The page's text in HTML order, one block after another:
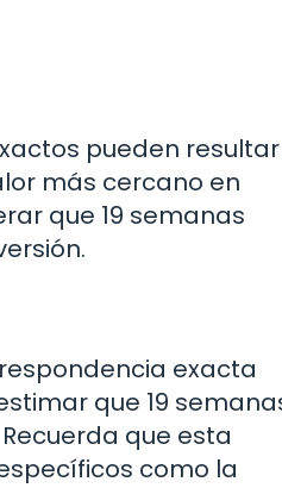
pueden
más cercano en
que 19 semanas
exacta
que 19
que esta
como la